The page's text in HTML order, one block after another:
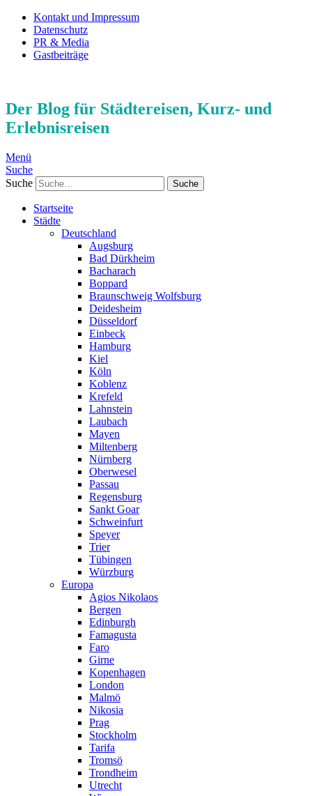
Kontakt und Impressum
Datenschutz
PR & Media
Gastbeiträge
Der Blog für Städtereisen, Kurz- und
Erlebnisreisen
Menü
Suche
Suche
Startseite
Städte
Deutschland
Augsburg
Bad Dürkheim
Bacharach
Boppard
Braunschweig Wolfsburg
Deidesheim
Düsseldorf
Einbeck
Hamburg
Kiel
Köln
Koblenz
Krefeld
Lahnstein
Laubach
Mayen
Miltenberg
Nürnberg
Oberwesel
Passau
Regensburg
Sankt Goar
Schweinfurt
Speyer
Trier
Tübingen
Würzburg
Europa
Agios Nikolaos
Bergen
Edinburgh
Famagusta
Faro
Girne
Kopenhagen
London
Malmö
Nikosia
Prag
Stockholm
Tarifa
Tromsö
Trondheim
Utrecht